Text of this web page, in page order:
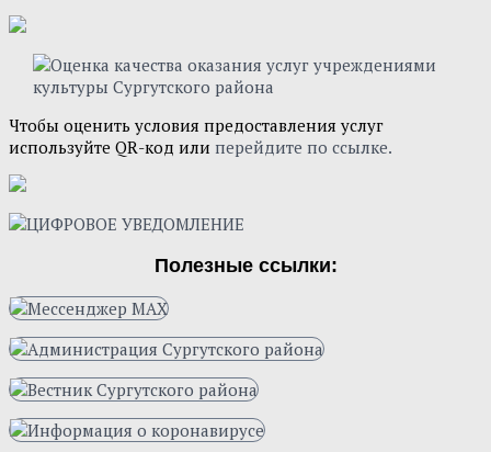
Чтобы оценить условия предоставления услуг
используйте QR-код или перейдите по ссылке.
Полезные ссылки: